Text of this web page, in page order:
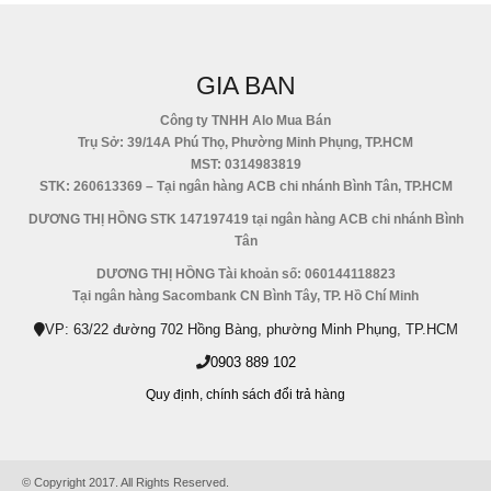
GIA BAN
Công ty TNHH Alo Mua Bán
Trụ Sở: 39/14A Phú Thọ, Phường Minh Phụng, TP.HCM
MST: 0314983819
STK: 260613369 – Tại ngân hàng ACB chi nhánh Bình Tân, TP.HCM
DƯƠNG THỊ HỒNG STK 147197419 tại ngân hàng ACB chi nhánh Bình
Tân
DƯƠNG THỊ HỒNG Tài khoản số: 060144118823
Tại ngân hàng Sacombank CN Bình Tây, TP. Hồ Chí Minh
VP: 63/22 đường 702 Hồng Bàng, phường Minh Phụng, TP.HCM
0903 889 102
Quy định, chính sách đổi trả hàng
© Copyright 2017. All Rights Reserved.